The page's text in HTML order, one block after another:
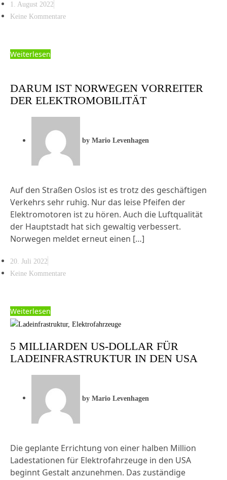
1. August 2022
Keine Kommentare
Weiterlesen
DARUM IST NORWEGEN VORREITER
DER ELEKTROMOBILITÄT
by Mario Levenhagen
Auf den Straßen Oslos ist es trotz des geschäftigen
Verkehrs sehr ruhig. Nur das leise Pfeifen der
Elektromotoren ist zu hören. Auch die Luftqualität
der Hauptstadt hat sich gewaltig verbessert.
Norwegen meldet erneut einen […]
20. Juli 2022
Keine Kommentare
Weiterlesen
5 MILLIARDEN US-DOLLAR FÜR
LADEINFRASTRUKTUR IN DEN USA
by Mario Levenhagen
Die geplante Errichtung von einer halben Million
Ladestationen für Elektrofahrzeuge in den USA
beginnt Gestalt anzunehmen. Das zuständige